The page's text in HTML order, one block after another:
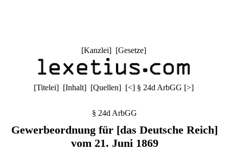
[Kanzlei] [Gesetze]
[Titelei] [Inhalt] [Quellen] [<] § 24d ArbGG [>]
§ 24d ArbGG
Gewerbeordnung für [das Deutsche Reich]
vom 21. Juni 1869